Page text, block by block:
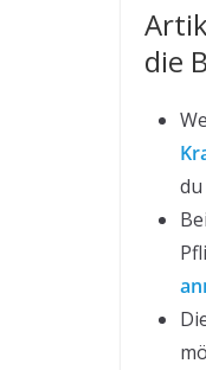
die